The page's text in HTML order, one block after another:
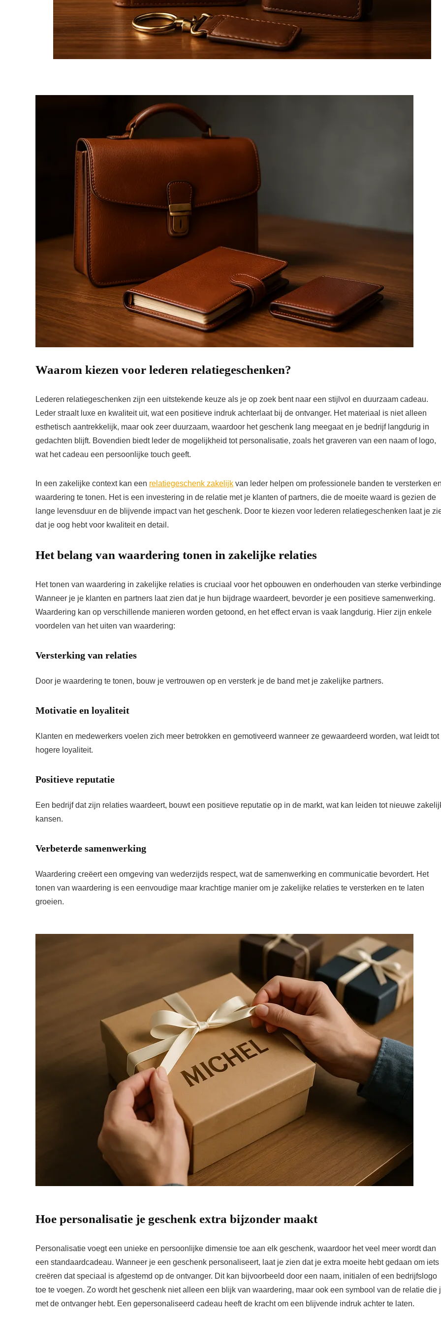
Waarom kiezen voor lederen relatiegeschenken?
Lederen relatiegeschenken zijn een uitstekende keuze als je op zoek bent naar een stijlvol en duurzaam cadeau.
Leder straalt luxe en kwaliteit uit, wat een positieve indruk achterlaat bij de ontvanger. Het materiaal is niet alleen
esthetisch aantrekkelijk, maar ook zeer duurzaam, waardoor het geschenk lang meegaat en je bedrijf langdurig in
gedachten blijft. Bovendien biedt leder de mogelijkheid tot personalisatie, zoals het graveren van een naam of logo,
wat het cadeau een persoonlijke touch geeft.
In een zakelijke context kan een relatiegeschenk zakelijk van leder helpen om professionele banden te versterken
waardering te tonen. Het is een investering in de relatie met je klanten of partners, die de moeite waard is gezien de
lange levensduur en de blijvende impact van het geschenk. Door te kiezen voor lederen relatiegeschenken laat je
dat je oog hebt voor kwaliteit en detail.
Het belang van waardering tonen in zakelijke relaties
Het tonen van waardering in zakelijke relaties is cruciaal voor het opbouwen en onderhouden van sterke
Wanneer je je klanten en partners laat zien dat je hun bijdrage waardeert, bevorder je een positieve samenwerking.
Waardering kan op verschillende manieren worden getoond, en het effect ervan is vaak langdurig. Hier zijn enkele
voordelen van het uiten van waardering:
Versterking van relaties
Door je waardering te tonen, bouw je vertrouwen op en versterk je de band met je zakelijke partners.
Motivatie en loyaliteit
Klanten en medewerkers voelen zich meer betrokken en gemotiveerd wanneer ze gewaardeerd worden, wat leidt tot
hogere loyaliteit.
Positieve reputatie
Een bedrijf dat zijn relaties waardeert, bouwt een positieve reputatie op in de markt, wat kan leiden tot nieuwe
kansen.
Verbeterde samenwerking
Waardering creëert een omgeving van wederzijds respect, wat de samenwerking en communicatie bevordert. Het
tonen van waardering is een eenvoudige maar krachtige manier om je zakelijke relaties te versterken en te laten
groeien.
Hoe personalisatie je geschenk extra bijzonder maakt
Personalisatie voegt een unieke en persoonlijke dimensie toe aan elk geschenk, waardoor het veel meer wordt dan
een standaardcadeau. Wanneer je een geschenk personaliseert, laat je zien dat je extra moeite hebt gedaan om iets
creëren dat speciaal is afgestemd op de ontvanger. Dit kan bijvoorbeeld door een naam, initialen of een bedrijfslogo
toe te voegen. Zo wordt het geschenk niet alleen een blijk van waardering, maar ook een symbool van de relatie die
met de ontvanger hebt. Een gepersonaliseerd cadeau heeft de kracht om een blijvende indruk achter te laten.